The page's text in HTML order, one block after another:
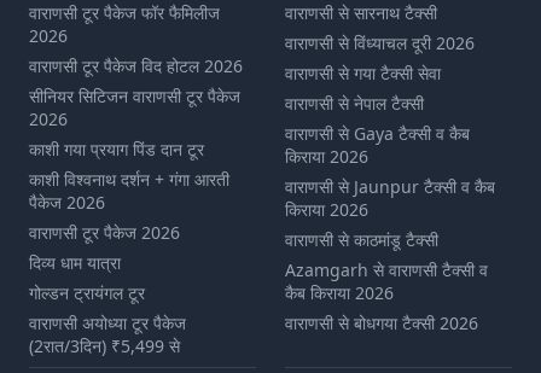
वाराणसी टूर पैकेज फॉर फैमिलीज
2026
वाराणसी टूर पैकेज विद होटल 2026
सीनियर सिटिजन वाराणसी टूर पैकेज
2026
काशी गया प्रयाग पिंड दान टूर
काशी विश्वनाथ दर्शन + गंगा आरती
पैकेज 2026
वाराणसी टूर पैकेज 2026
दिव्य धाम यात्रा
गोल्डन ट्रायंगल टूर
वाराणसी अयोध्या टूर पैकेज
(2रात/3दिन) ₹5,499 से
वाराणसी से सारनाथ टैक्सी
वाराणसी से विंध्याचल दूरी 2026
वाराणसी से गया टैक्सी सेवा
वाराणसी से नेपाल टैक्सी
वाराणसी से Gaya टैक्सी व कैब
किराया 2026
वाराणसी से Jaunpur टैक्सी व कैब
किराया 2026
वाराणसी से काठमांडू टैक्सी
Azamgarh से वाराणसी टैक्सी व
कैब किराया 2026
वाराणसी से बोधगया टैक्सी 2026